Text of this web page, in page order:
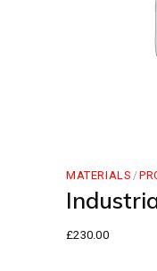
MATERIALS
£230.00